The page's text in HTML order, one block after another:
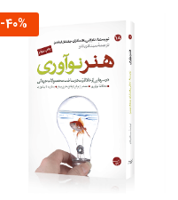
-40%